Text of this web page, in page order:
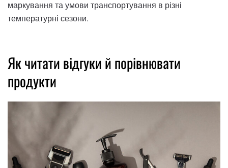
маркування та умови транспортування в різні
температурні сезони.
Як читати відгуки й порівнювати
продукти